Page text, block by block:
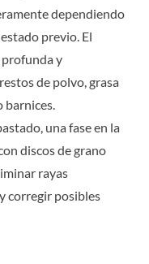
dependiendo
previo. El
profunda y
de polvo, grasa
barnices.
una fase en la
discos de grano
rayas
corregir posibles